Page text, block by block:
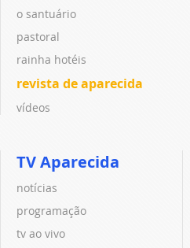
o santuário
pastoral
rainha hotéis
revista de aparecida
vídeos
TV Aparecida
notícias
programação
tv ao vivo